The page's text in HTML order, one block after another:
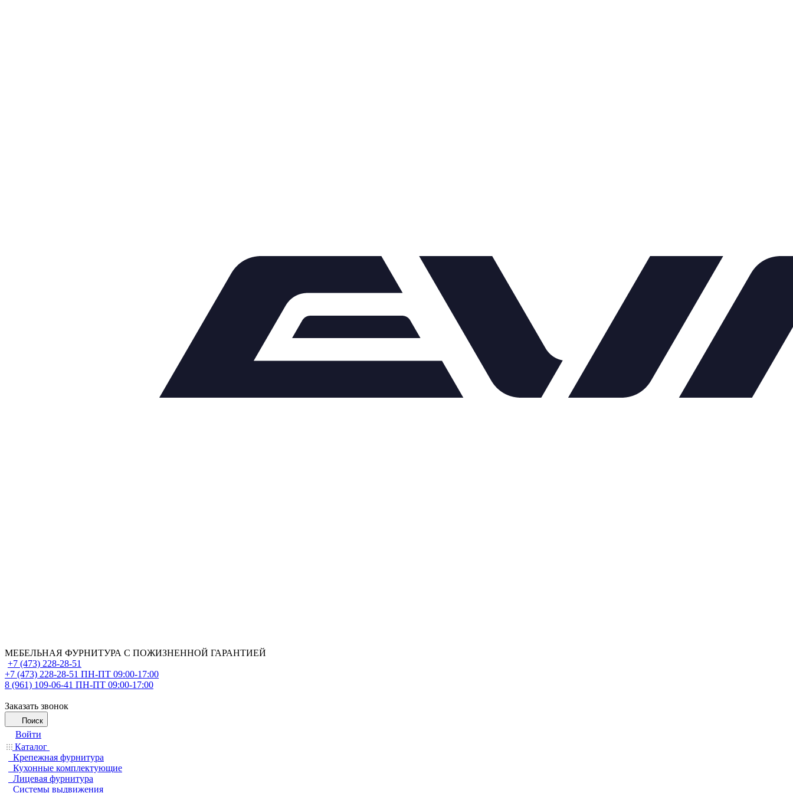
МЕБЕЛЬНАЯ ФУРНИТУРА С ПОЖИЗНЕННОЙ ГАРАНТИЕЙ
+7 (473) 228-28-51
+7 (473) 228-28-51 ПН-ПТ 09:00-17:00
8 (961) 109-06-41 ПН-ПТ 09:00-17:00
Заказать звонок
Поиск
Войти
Каталог
Крепежная фурнитура
Кухонные комплектующие
Лицевая фурнитура
Системы выдвижения